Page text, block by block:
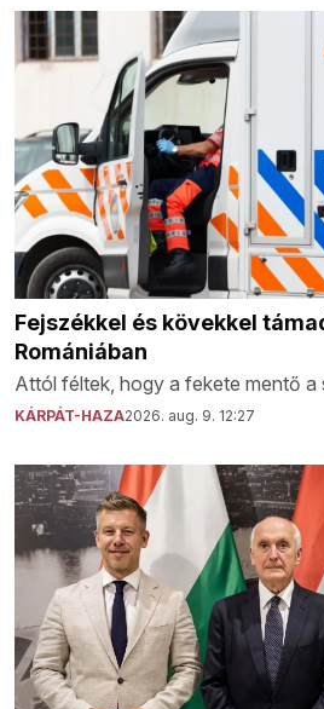
Fejszékkel és kövekkel
Romániában
Attól féltek, hogy a fekete mentő a
KÁRPÁT-HAZA2026. aug. 9. 12:27